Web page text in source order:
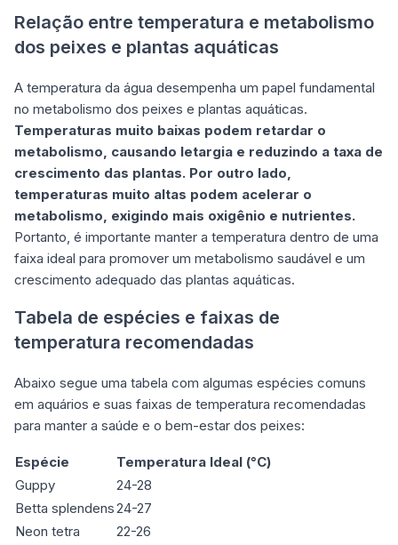
Relação entre temperatura e metabolismo
dos peixes e plantas aquáticas
A temperatura da água desempenha um papel fundamental
no metabolismo dos peixes e plantas aquáticas.
Temperaturas muito baixas podem retardar o
metabolismo, causando letargia e reduzindo a taxa de
crescimento das plantas. Por outro lado,
temperaturas muito altas podem acelerar o
metabolismo, exigindo mais oxigênio e nutrientes.
Portanto, é importante manter a temperatura dentro de uma
faixa ideal para promover um metabolismo saudável e um
crescimento adequado das plantas aquáticas.
Tabela de espécies e faixas de
temperatura recomendadas
Abaixo segue uma tabela com algumas espécies comuns
em aquários e suas faixas de temperatura recomendadas
para manter a saúde e o bem-estar dos peixes:
Espécie
Temperatura Ideal (°C)
Guppy
24-28
Betta splendens24-27
Neon tetra
22-26